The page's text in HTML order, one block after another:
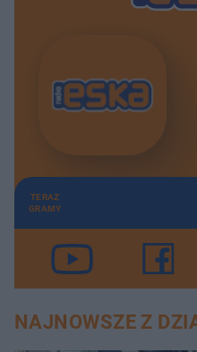
TERAZ
GRAMY
NAJNOWSZE Z